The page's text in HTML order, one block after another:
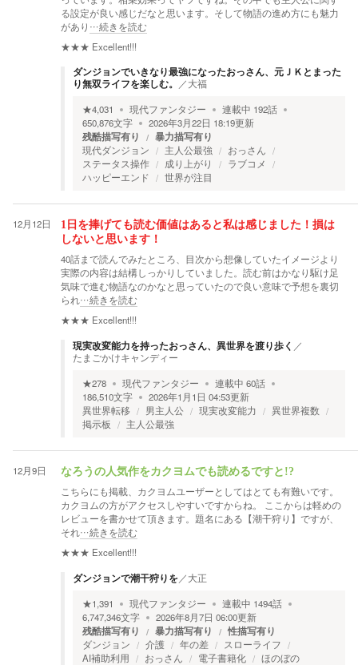
る設定が良い感じだなと思います。そして物語の進め方にも魅力
があり …続きを読む
★★★ Excellent!!!
ダンジョンでいきなり最強になったおっさん、元ＪＫとまった
り無双ライフを楽しむ。
／大福
★4,031 現代ファンタジー 連載中 192話
650,876文字 2026年3月22日 18:19更新
残酷描写有り 暴力描写有り
現代ダンジョン 主人公最強
おっさん
ステータス操作
成り上がり
ラブコメ
ハッピーエンド
世界が注目
12月12日
1日を捧げても読む価値はあると私は感じました！損は
しないと思います！
40話まで読んでみたところ、目次から想像していたイメージより
実際の内容は結構しっかりしていました。読む前はかなり駆け足
気味で進む物語なのかなと思っていたので良い意味で予想を裏切
られ…続きを読む
★★★ Excellent!!!
現実改変能力を持ったおっさん、異世界を渡り歩く ／
たまごかけキャンディー
★278 現代ファンタジー 連載中 60話
186,510文字 2026年1月1日 04:53更新
異世界転移
男主人公 現実改変能力
異世界複数
掲示板
主人公最強
12月9日 なろうの人気作をカクヨムでも読めるですと!?
こちらにも掲載、カクヨムユーザーとしてはとても有難いです。
カクヨムの方がアクセスしやすいですからね。 ここからは軽めの
レビューを書かせて頂きます。題名にある【潮干狩り】ですが、
それ…続きを読む
★★★ Excellent!!!
ダンジョンで潮干狩りを／大正
★1,391 現代ファンタジー 連載中 1494話
6,747,346文字 2026年8月7日 06:00更新
残酷描写有り 暴力描写有り 性描写有り
ダンジョン 介護 年の差
スローライフ
AI補助利用
おっさん 電子書籍化 ほのぼの